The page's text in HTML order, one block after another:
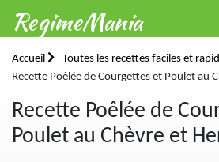
RegimeMania
Accueil
Toutes les recettes faciles et
Recette Poêlée de Courgettes et Poulet au
Recette Poêlée de
Poulet au Chèvre et